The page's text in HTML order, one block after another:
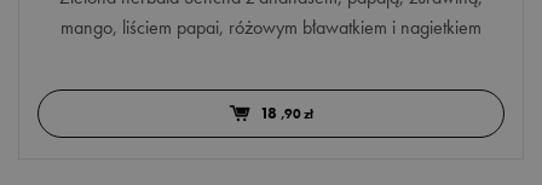
mango, liściem papai, różowym bławatkiem i nagietkiem
18 ,90 zł